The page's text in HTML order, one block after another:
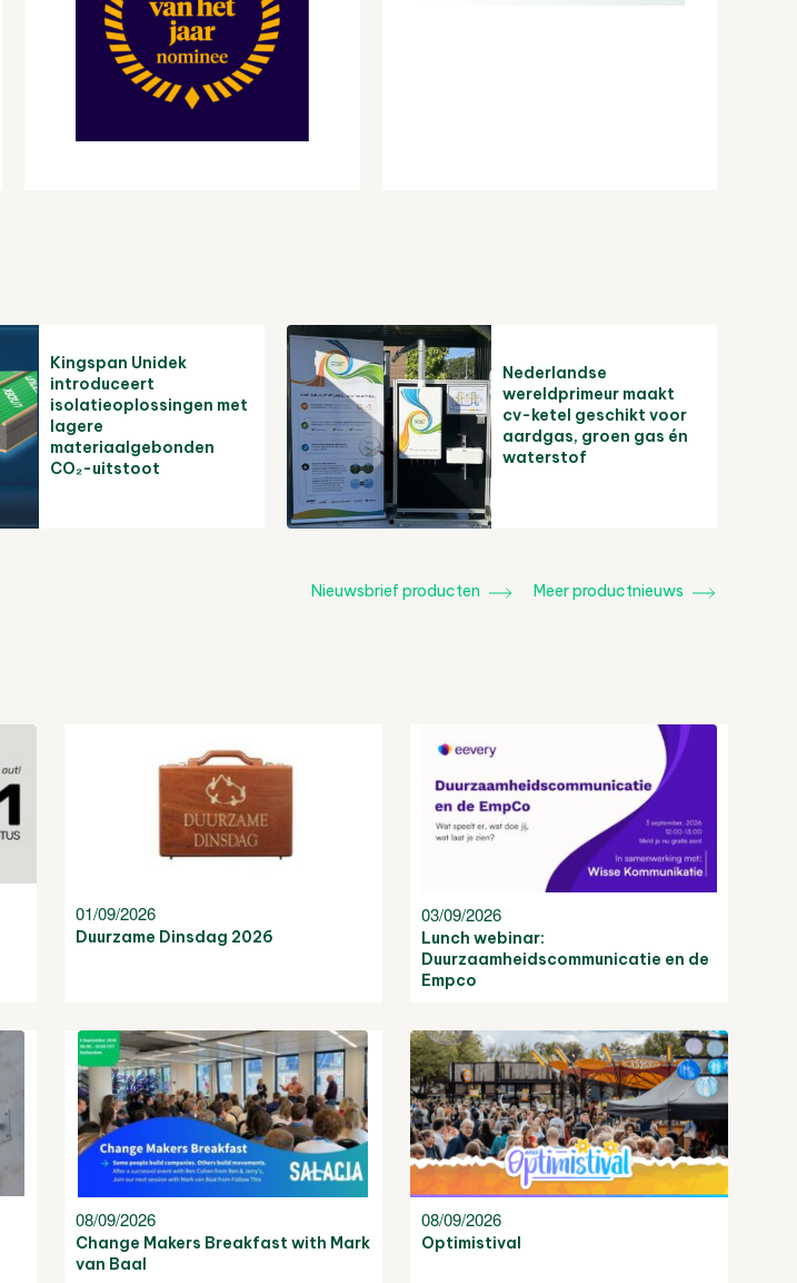
Kingspan Unidek
introduceert
isolatieoplossingen met
lagere
materiaalgebonden
CO₂-uitstoot
Nederlandse
wereldprimeur maakt
cv-ketel geschikt voor
aardgas, groen gas én
waterstof
Nieuwsbrief producten Meer productnieuws
01/09/2026
Duurzame Dinsdag 2026
03/09/2026
Lunch webinar:
Duurzaamheidscommunicatie en de
Empco
08/09/2026
Change Makers Breakfast with Mark
van Baal
08/09/2026
Optimistival